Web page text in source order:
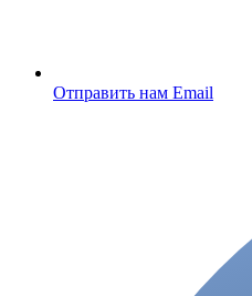
Отправить нам Email